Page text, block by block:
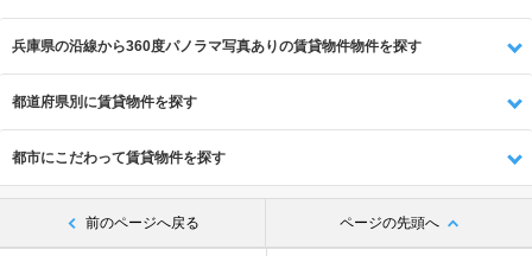
兵庫県の沿線から360度パノラマ写真ありの賃貸物件物件を探す
都道府県別に賃貸物件を探す
都市にこだわって賃貸物件を探す
前のページへ戻る ページの先頭へ